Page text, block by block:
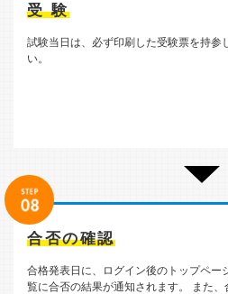
受 験
試験当日は、必ず印刷した受験票を持参
い。
合否の確認
合格発表日に、ログイン後のトップペー
覧に合否の結果が通知されます。
また